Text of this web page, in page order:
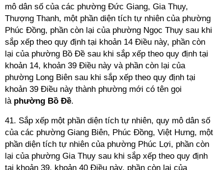
mô dân số của các phường Đức Giang, Gia Thụy,
Thượng Thanh, một phần diện tích tự nhiên của phường
Phúc Đồng, phần còn lại của phường Ngọc Thụy sau khi
sắp xếp theo quy định tại khoản 14 Điều này, phần còn
lại của phường Bồ Đề sau khi sắp xếp theo quy định tại
khoản 14, khoản 39 Điều này và phần còn lại của
phường Long Biên sau khi sắp xếp theo quy định tại
khoản 39 Điều này thành phường mới có tên gọi
là phường Bồ Đề.
41. Sắp xếp một phần diện tích tự nhiên, quy mô dân số
của các phường Giang Biên, Phúc Đồng, Việt Hưng, một
phần diện tích tự nhiên của phường Phúc Lợi, phần còn
lại của phường Gia Thụy sau khi sắp xếp theo quy định
tại khoản 39, khoản 40 Điều này, phần còn lại của